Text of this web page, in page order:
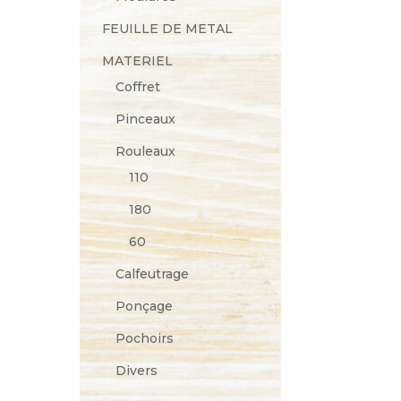
FEUILLE DE METAL
MATERIEL
Coffret
Pinceaux
Rouleaux
110
180
60
Calfeutrage
Ponçage
Pochoirs
Divers